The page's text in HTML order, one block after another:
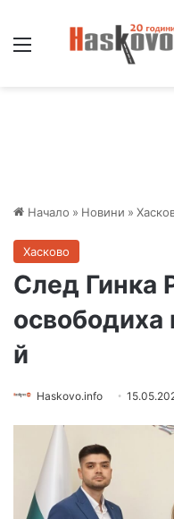
Начало » Новини »
Хасково
След Гинка
освободиха
й
Haskovo.info